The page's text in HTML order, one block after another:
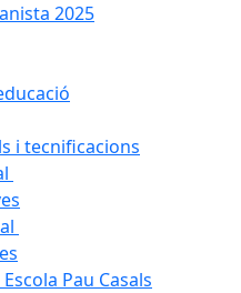
2025
i tecnificacions
Pau Casals